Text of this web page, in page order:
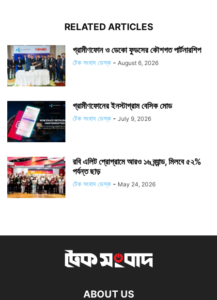
RELATED ARTICLES
গ্রামীণফোন ও ডেকো ফুডসের কৌশগত পার্টনারশিপ
টেক সংবাদ ডেস্ক - August 6, 2026
গ্রামীণফোনের ইনস্টাগ্রাম বেসিক মোড
টেক সংবাদ ডেস্ক - July 9, 2026
রবি এলিট প্রোগ্রামে আরও ১৬ ব্র্যান্ড, মিলবে ৫২%
পর্যন্ত ছাড়
টেক সংবাদ ডেস্ক - May 24, 2026
ABOUT US